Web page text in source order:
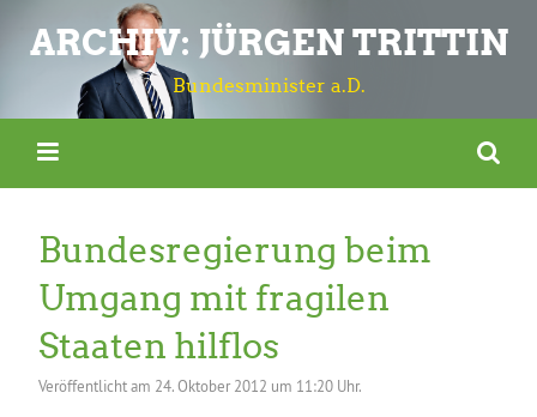
ARCHIV: JÜRGEN TRITTIN
Bundesminister a.D.
Bundesregierung beim
Umgang mit fragilen
Staaten hilflos
Veröffentlicht am 24. Oktober 2012 um 11:20 Uhr.